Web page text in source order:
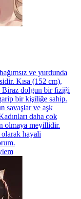
ve yurdunda
Kısa (152 cm),
Biraz dolgun bir fiziği
bir kişiliğe sahip.
savaşlar ve aşk
daha çok
olmaya meyillidir.
hayali